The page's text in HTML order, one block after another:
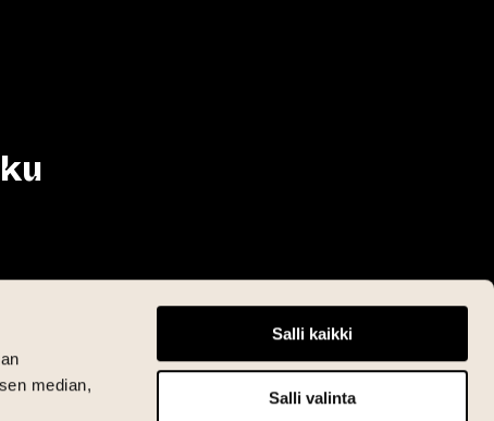
median,
Salli kaikki
Salli valinta